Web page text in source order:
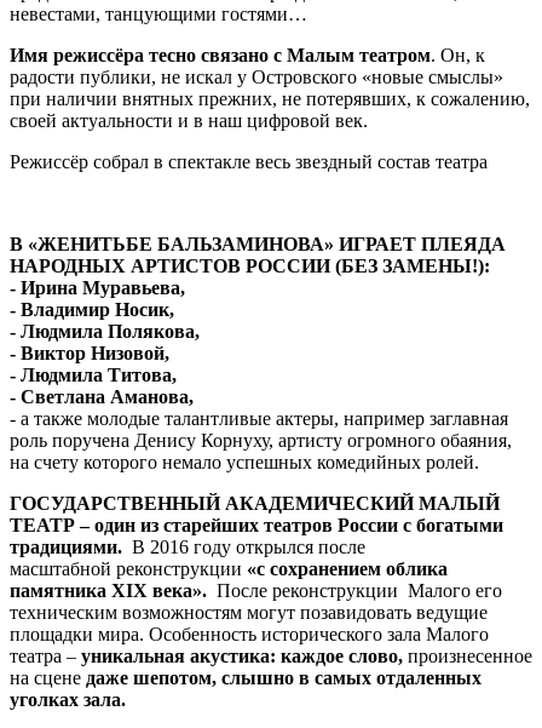
невестами, танцующими гостями…
Имя режиссёра тесно связано с Малым театром. Он, к
радости публики, не искал у Островского «новые смыслы»
при наличии внятных прежних, не потерявших, к сожалению,
своей актуальности и в наш цифровой век.
Режиссёр собрал в спектакле весь звездный состав театра
В «ЖЕНИТЬБЕ БАЛЬЗАМИНОВА» ИГРАЕТ ПЛЕЯДА
НАРОДНЫХ АРТИСТОВ РОССИИ (БЕЗ ЗАМЕНЫ!):
- Ирина Муравьева,
- Владимир Носик,
- Людмила Полякова,
- Виктор Низовой,
- Людмила Титова,
- Светлана Аманова,
- а также молодые талантливые актеры, например заглавная
роль поручена Денису Корнуху, артисту огромного обаяния,
на счету которого немало успешных комедийных ролей.
ГОСУДАРСТВЕННЫЙ АКАДЕМИЧЕСКИЙ МАЛЫЙ
ТЕАТР– один из старейших театров России с богатыми
традициями. В 2016 году открылся после
масштабной реконструкции «с сохранением облика
памятника XIX века». После реконструкции Малого его
техническим возможностям могут позавидовать ведущие
площадки мира. Особенность исторического зала Малого
театра – уникальная акустика: каждое слово, произнесенное
на сцене даже шепотом, слышно в самых отдаленных
уголках зала.